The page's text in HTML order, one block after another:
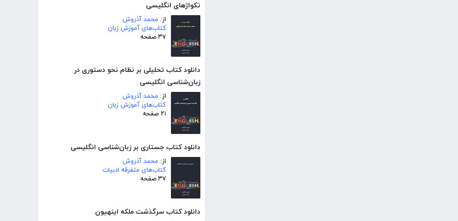
تکواژهای انگلیسی
از: محمد آذروش
کتاب‌های آموزش زبان
۳۷ صفحه
دانلود کتاب تحلیلی بر نظام نحو دستوری در
زبان‌شناسی انگلیسی
از: محمد آذروش
کتاب‌های آموزش زبان
۲۱ صفحه
دانلود کتاب جستاری بر زبان‌شناسی انگلیسی
از: محمد آذروش
کتاب‌های متفرقه ادبیات
۳۷ صفحه
دانلود کتاب سرگذشت ملکه اینهیون